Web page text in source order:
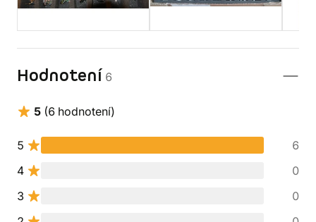
Hodnotení 6
5 (6 hodnotení)
5
6
4
0
3
0